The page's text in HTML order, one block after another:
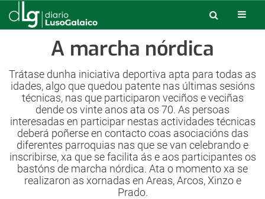
A marcha nórdica
Trátase dunha iniciativa deportiva apta para todas as
idades, algo que quedou patente nas últimas sesións
técnicas, nas que participaron veciños e veciñas
dende os vinte anos ata os 70. As persoas
interesadas en participar nestas actividades técnicas
deberá poñerse en contacto coas asociacións das
diferentes parroquias nas que se van celebrando e
inscribirse, xa que se facilita ás e aos participantes os
bastóns de marcha nórdica. Ata o momento xa se
realizaron as xornadas en Areas, Arcos, Xinzo e
Prado.